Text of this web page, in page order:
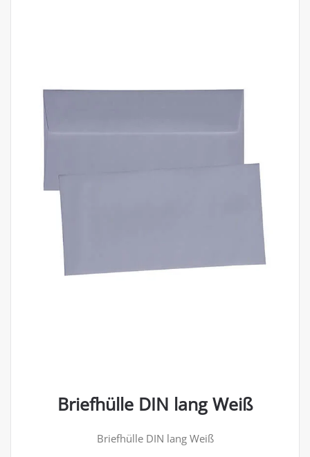
Briefhülle DIN lang Weiß
Briefhülle DIN lang Weiß